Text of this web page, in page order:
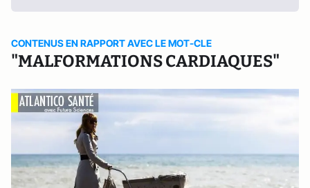
CONTENUS EN RAPPORT AVEC LE MOT-CLE
"MALFORMATIONS CARDIAQUES"